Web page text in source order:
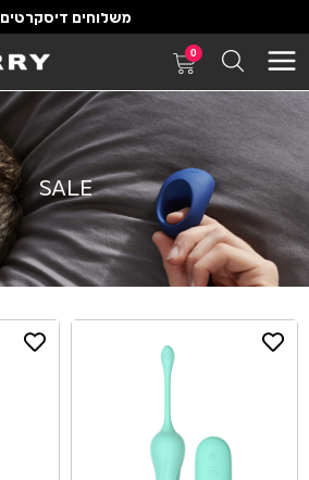
משלוחים דיסקרטים
0
SALE